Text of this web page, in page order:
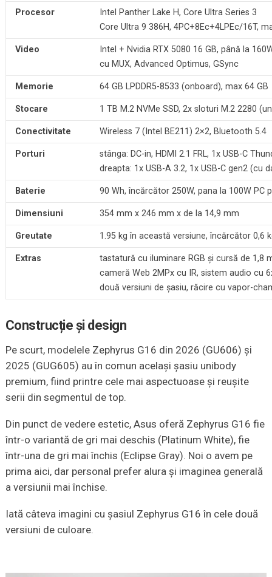
Procesor
Intel Panther Lake H, Core Ultra Series 3
Core Ultra 9 386H, 4PC+8Ec+4LPEc/16T,
Video
Intel + Nvidia RTX 5080 16 GB, până la
cu MUX, Advanced Optimus, GSync
Memorie 64 GB LPDDR5-8533 (onboard), max 64 GB
Stocare 1 TB M.2 NVMe SSD, 2x sloturi M.2 2280
Conectivitate Wireless 7 (Intel BE211) 2×2, Bluetooth 5.4
Porturi
stânga: DC-in, HDMI 2.1 FRL, 1x USB-C
dreapta: 1x USB-A 3.2, 1x USB-C gen2 (cu
Baterie 90 Wh, încărcător 250W, pana la 100W PC
Dimensiuni 354 mm x 246 mm x de la 14,9 mm
Greutate 1.95 kg în această versiune, încărcător 0,6
Extras
tastatură cu iluminare RGB și cursă de 1,8
cameră Web 2MPx cu IR, sistem audio cu
două versiuni de șasiu, răcire cu vapor-
Construcție și design
Pe scurt, modelele Zephyrus G16 din 2026 (GU606) și
2025 (GUG605) au în comun același șasiu unibody
premium, fiind printre cele mai aspectuoase și reușite
serii din segmentul de top.
Din punct de vedere estetic, Asus oferă Zephyrus G16 fie
într-o variantă de gri mai deschis (Platinum White), fie
într-una de gri mai închis (Eclipse Gray). Noi o avem pe
prima aici, dar personal prefer alura și imaginea generală
a versiunii mai închise.
Iată câteva imagini cu șasiul Zephyrus G16 în cele două
versiuni de culoare.